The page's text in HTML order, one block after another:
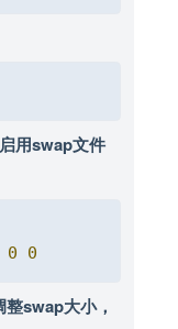
用swap文件
0 0
swap大小，